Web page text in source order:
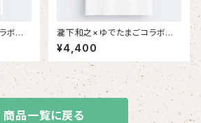
チャ
ノク
瀧下和之×ゆでたまごコラボチャ
リティTシャツ（白生地にフルカ
ラープリント）
¥4,400
商品一覧に戻る